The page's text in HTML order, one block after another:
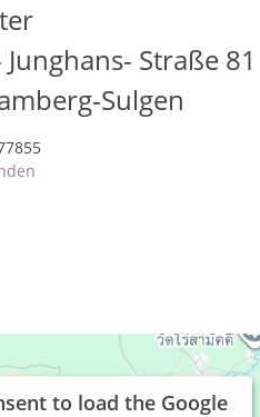
Straße 81
Sulgen
to load the Google